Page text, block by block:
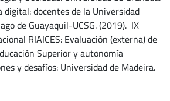
digital: docentes de la Universidad
de Guayaquil-UCSG. (2019). IX
RIAICES: Evaluación (externa) de
Superior y autonomía
y desafíos: Universidad de Madeira.